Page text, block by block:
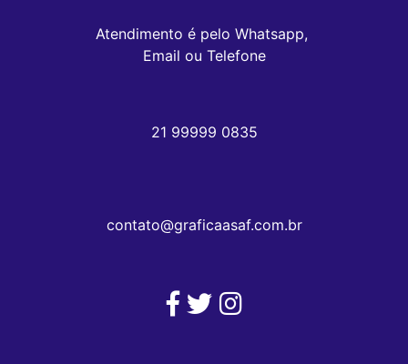
Atendimento é pelo Whatsapp,
Email ou Telefone
21 99999 0835
contato@graficaasaf.com.br